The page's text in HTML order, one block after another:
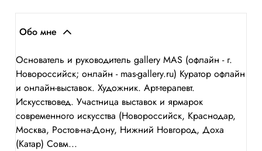
Обо мне
Основатель и руководитель gallery MAS (офлайн - г.
Новороссийск; онлайн - mas-gallery.ru) Куратор офлайн
и онлайн-выставок. Художник. Арт-терапевт.
Искусствовед. Участница выставок и ярмарок
современного искусства (Новороссийск, Краснодар,
Москва, Ростов-на-Дону, Нижний Новгород, Доха
(Катар) Совм...